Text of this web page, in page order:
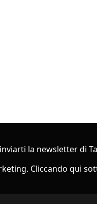
la newsletter di
Cliccando qui